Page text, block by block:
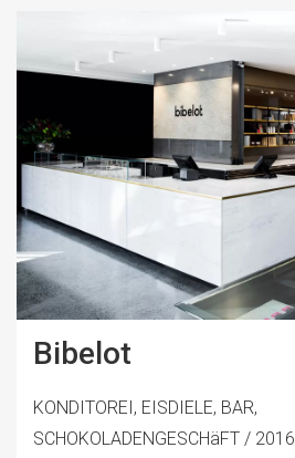
Bibelot
KONDITOREI, EISDIELE, BAR,
SCHOKOLADENGESCHäFT / 2016